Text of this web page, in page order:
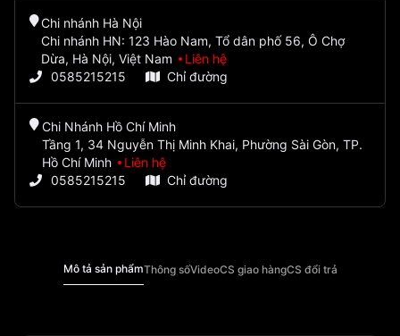
Chi nhánh Hà Nội
Chi nhánh HN: 123 Hào Nam, Tổ dân phố 56, Ô Chợ
Dừa, Hà Nội, Việt Nam
Liên hệ
0585215215
Chỉ đường
Chi Nhánh Hồ Chí Minh
Tầng 1, 34 Nguyễn Thị Minh Khai, Phường Sài Gòn, TP.
Hồ Chí Minh
Liên hệ
0585215215
Chỉ đường
Mô tả sản phẩmThông sốVideoCS giao hàngCS đổi trả